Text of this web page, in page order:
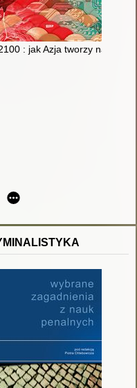
: księga
: jak Azja tworzy naszą